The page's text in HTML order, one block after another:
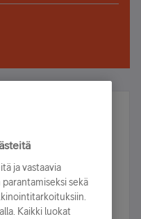
voita!
arvonnassa.
ja vastaavia
sekä
Kaikki luokat